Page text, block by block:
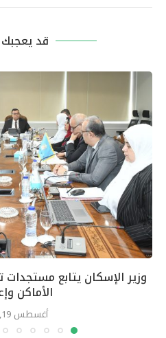
قد
وزير الإسكان يتابع مستجدات
الأماكن
أغسطس 19, 2025